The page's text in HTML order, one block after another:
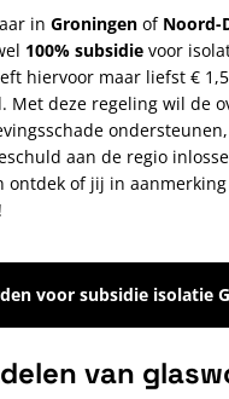
in Groningen of Noord-
100% subsidie voor
hiervoor maar liefst €
Met deze regeling wil de
aan de regio
ontdek of jij in
voor subsidie isolatie
van